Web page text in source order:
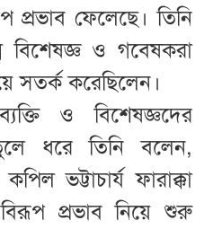
ফেলেছে। তিনি
বিশেষজ্ঞ ও গবেষকরা
সতর্ক করেছিলেন।
ও বিশেষজ্ঞদের
ধরে তিনি বলেন,
ভট্টাচার্য ফারাক্কা
বিরূপ প্রভাব নিয়ে শুরু